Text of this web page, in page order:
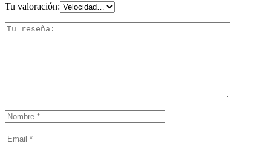
Tu valoración: